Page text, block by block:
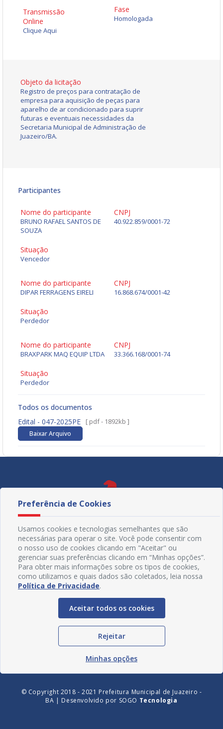
Transmissão
Online
Clique Aqui
Fase
Homologada
Objeto da licitação
Registro de preços para contratação de
empresa para aquisição de peças para
aparelho de ar condicionado para suprir
futuras e eventuais necessidades da
Secretaria Municipal de Administração de
Juazeiro/BA.
Participantes
Nome do participante
BRUNO RAFAEL SANTOS DE
SOUZA
CNPJ
40.922.859/0001-72
Situação
Vencedor
Nome do participante
DIPAR FERRAGENS EIRELI
CNPJ
16.868.674/0001-42
Situação
Perdedor
Nome do participante
BRAXPARK MAQ EQUIP LTDA
CNPJ
33.366.168/0001-74
Situação
Perdedor
Todos os documentos
Edital - 047-2025PE
[ pdf - 1892kb ]
Baixar Arquivo
© Copyright 2018 - 2021 Prefeitura Municipal de Juazeiro -
BA | Desenvolvido por SOGO Tecnologia
Preferência de Cookies
Usamos cookies e tecnologias semelhantes que são
necessárias para operar o site. Você pode consentir com
o nosso uso de cookies clicando em "Aceitar" ou
gerenciar suas preferências clicando em “Minhas opções”.
Para obter mais informações sobre os tipos de cookies,
como utilizamos e quais dados são coletados, leia nossa
Política de Privacidade.
Aceitar todos os cookies
Rejeitar
Minhas opções